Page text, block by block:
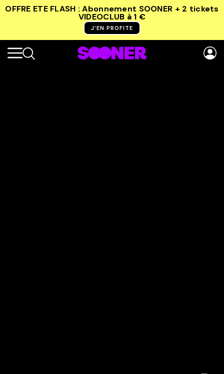
OFFRE ETE FLASH : Abonnement SOONER + 2 tickets
VIDEOCLUB à 1 €
J’EN PROFITE